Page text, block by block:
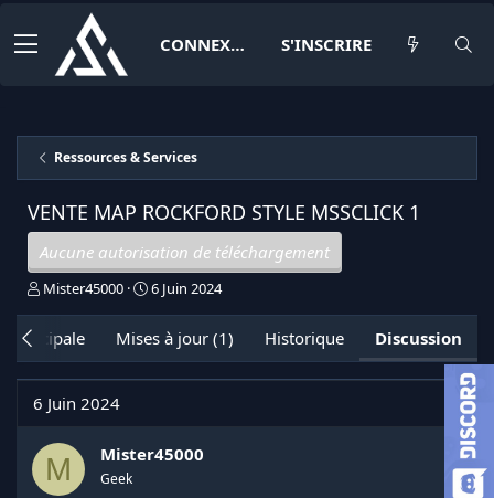
CONNEXION S'INSCRIRE
Ressources & Services
VENTE MAP ROCKFORD STYLE MSSCLICK 1
Aucune autorisation de téléchargement
I
i
u
d
Mister45000
D
e
d
b
u
6 Juin 2024
principale Mises à jour (1) Historique Discussion
6 Juin 2024
M Mister45000
Geek